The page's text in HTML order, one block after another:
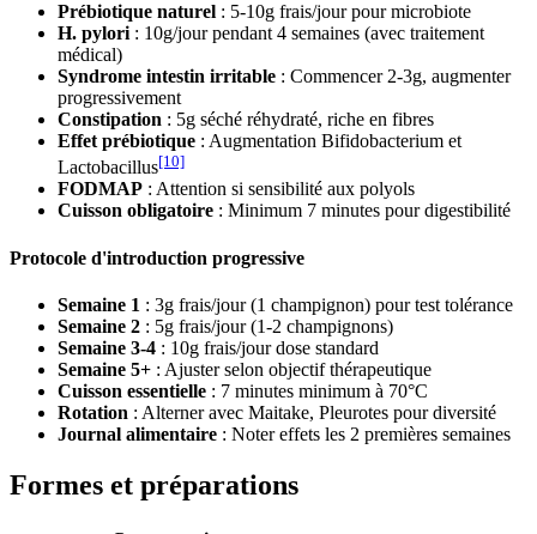
Prébiotique naturel : 5-10g frais/jour pour microbiote
H. pylori : 10g/jour pendant 4 semaines (avec traitement
médical)
Syndrome intestin irritable : Commencer 2-3g, augmenter
progressivement
Constipation : 5g séché réhydraté, riche en fibres
Effet prébiotique : Augmentation Bifidobacterium et
Lactobacillus[10]
FODMAP : Attention si sensibilité aux polyols
Cuisson obligatoire : Minimum 7 minutes pour digestibilité
Protocole d'introduction progressive
Semaine 1 : 3g frais/jour (1 champignon) pour test tolérance
Semaine 2 : 5g frais/jour (1-2 champignons)
Semaine 3-4 : 10g frais/jour dose standard
Semaine 5+ : Ajuster selon objectif thérapeutique
Cuisson essentielle : 7 minutes minimum à 70°C
Rotation : Alterner avec Maitake, Pleurotes pour diversité
Journal alimentaire : Noter effets les 2 premières semaines
Formes et préparations